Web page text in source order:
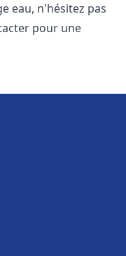
eau, n'hésitez pas
pour une